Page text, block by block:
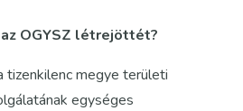
OGYSZ létrejöttét?
tizenkilenc megye területi
egységes